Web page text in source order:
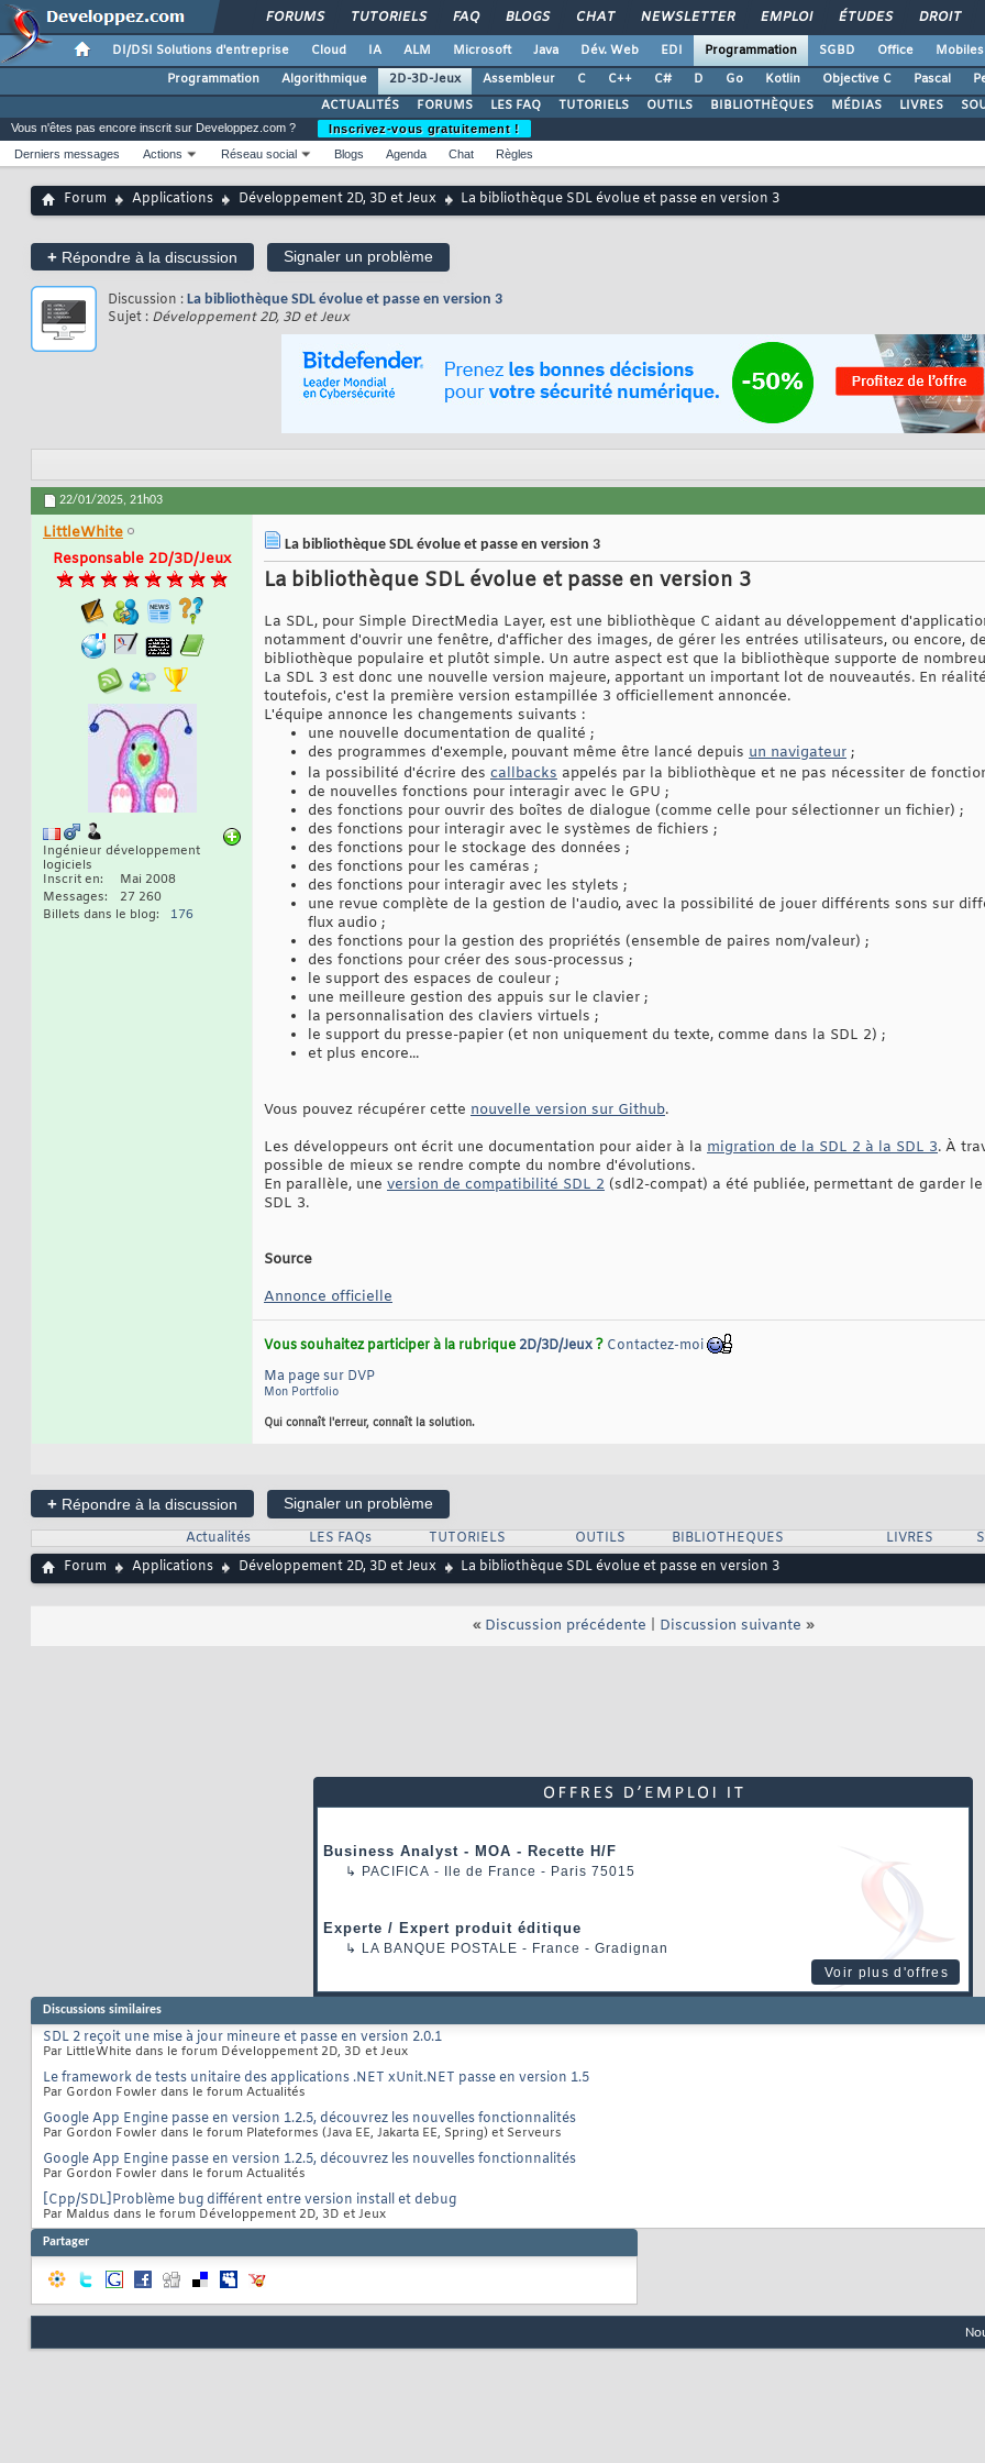
FORUMS TUTORIELS FAQ BLOGS CHAT NEWSLETTER EMPLOI ÉTUDES DROIT
DI/DSI Solutions d'entreprise Cloud IA ALM Microsoft Java Dév. Web EDI Programmation SGBD Office Mobiles
Programmation
Algorithmique 2D-3D-Jeux Assembleur C C++ C# D Go Kotlin Objective C Pascal
ACTUALITÉS
FORUMS LES FAQ TUTORIELS OUTILS BIBLIOTHÈQUES MÉDIAS LIVRES
Vous n'êtes pas encore inscrit sur Developpez.com ?
Inscrivez-vous gratuitement !
Derniers messages
Actions Réseau social Blogs Agenda Chat Règles
Forum Applications Développement 2D, 3D et Jeux La bibliothèque SDL évolue et passe en version 3
+ Répondre à la discussion Signaler un problème
Discussion : La bibliothèque SDL évolue et passe en version 3
Sujet : Développement 2D, 3D et Jeux
22/01/2025, 21h03
LittleWhite
Responsable 2D/3D/Jeux
Ingénieur développement
logiciels
Inscrit en
Mai 2008
Messages
27 260
Billets dans le blog
176
La bibliothèque SDL évolue et passe en version 3
La bibliothèque SDL évolue et passe en version 3
La SDL, pour Simple DirectMedia Layer, est une bibliothèque C aidant au développement
notamment d'ouvrir une fenêtre, d'afficher des images, de gérer les entrées utilisateurs, ou encore,
bibliothèque populaire et plutôt simple. Un autre aspect est que la bibliothèque supporte de
La SDL 3 est donc une nouvelle version majeure, apportant un important lot de nouveautés. En
toutefois, c'est la première version estampillée 3 officiellement annoncée.
L'équipe annonce les changements suivants :
une nouvelle documentation de qualité ;
des programmes d'exemple, pouvant même être lancé depuis un navigateur ;
la possibilité d'écrire des callbacks appelés par la bibliothèque et ne pas nécessiter de
de nouvelles fonctions pour interagir avec le GPU ;
des fonctions pour ouvrir des boîtes de dialogue (comme celle pour sélectionner un fichier) ;
des fonctions pour interagir avec le systèmes de fichiers ;
des fonctions pour le stockage des données ;
des fonctions pour les caméras ;
des fonctions pour interagir avec les stylets ;
une revue complète de la gestion de l'audio, avec la possibilité de jouer différents sons sur
flux audio ;
des fonctions pour la gestion des propriétés (ensemble de paires nom/valeur) ;
des fonctions pour créer des sous-processus ;
le support des espaces de couleur ;
une meilleure gestion des appuis sur le clavier ;
la personnalisation des claviers virtuels ;
le support du presse-papier (et non uniquement du texte, comme dans la SDL 2) ;
et plus encore...
Vous pouvez récupérer cette nouvelle version sur Github.
Les développeurs ont écrit une documentation pour aider à la migration de la SDL 2 à la SDL 3. À
possible de mieux se rendre compte du nombre d'évolutions.
En parallèle, une version de compatibilité SDL 2 (sdl2-compat) a été publiée, permettant de garder
SDL 3.
Source
Annonce officielle
Vous souhaitez participer à la rubrique 2D/3D/Jeux? Contactez-moi
Ma page sur DVP
Mon Portfolio
Qui connaît l'erreur, connaît la solution.
+ Répondre à la discussion
Signaler un problème
Actualités
LES FAQs TUTORIELS OUTILS BIBLIOTHEQUES LIVRES
Forum
Applications Développement 2D, 3D et Jeux La bibliothèque SDL évolue et passe en version 3
« Discussion précédente Discussion suivante »
Business Analyst - MOA - Recette H/F
↳ PACIFICA - Ile de France - Paris 75015
Experte / Expert produit éditique
↳ LA BANQUE POSTALE - France - Gradignan
Voir plus d'offres
Discussions similaires
SDL 2 reçoit une mise à jour mineure et passe en version 2.0.1
Par LittleWhite dans le forum Développement 2D, 3D et Jeux
Le framework de tests unitaire des applications .NET xUnit.NET passe en version 1.5
Par Gordon Fowler dans le forum Actualités
Google App Engine passe en version 1.2.5, découvrez les nouvelles fonctionnalités
Par Gordon Fowler dans le forum Plateformes (Java EE, Jakarta EE, Spring) et Serveurs
Google App Engine passe en version 1.2.5, découvrez les nouvelles fonctionnalités
Par Gordon Fowler dans le forum Actualités
[Cpp/SDL]Problème bug différent entre version install et debug
Par Maldus dans le forum Développement 2D, 3D et Jeux
Partager